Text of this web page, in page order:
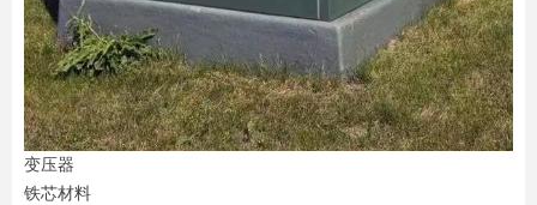
变压器
铁芯材料